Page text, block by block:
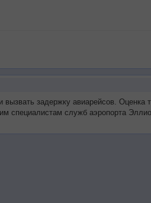
задержку авиарейсов. Оценка
специалистам служб аэропорта